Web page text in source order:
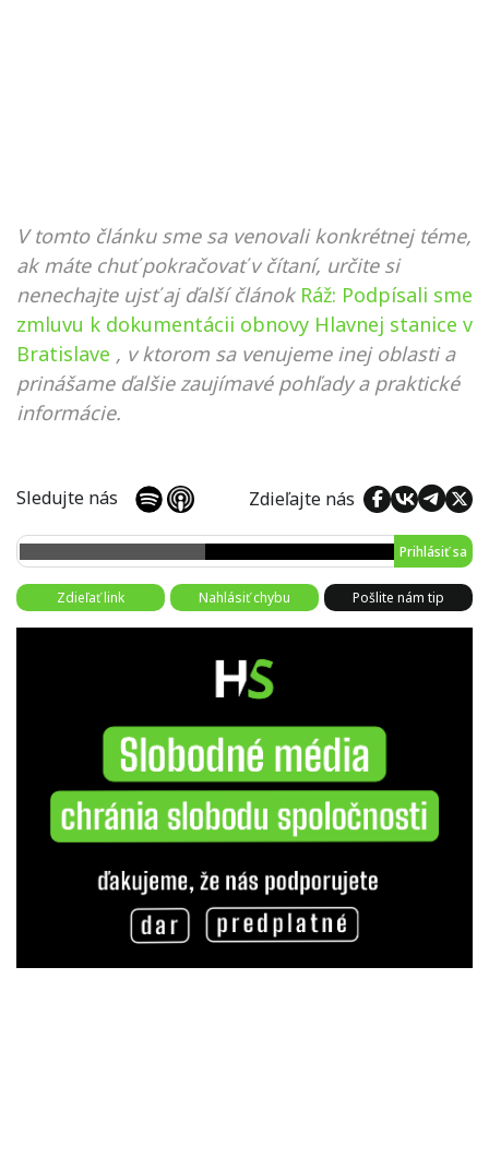
V tomto článku sme sa venovali konkrétnej téme,
ak máte chuť pokračovať v čítaní, určite si
nenechajte ujsť aj ďalší článok Ráž: Podpísali sme
zmluvu k dokumentácii obnovy Hlavnej stanice v
Bratislave , v ktorom sa venujeme inej oblasti a
prinášame ďalšie zaujímavé pohľady a praktické
informácie.
Sledujte nás Zdieľajte nás
Prihlásiť sa
Zdieľať link Nahlásiť chybu Pošlite nám tip